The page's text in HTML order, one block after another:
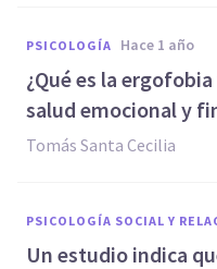
PSICOLOGÍA hace 1 año
¿Qué es la
salud emocional y
Tomás Santa Cecilia
PSICOLOGÍA SOCIAL Y
Un estudio indica